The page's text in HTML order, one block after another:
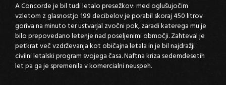
A Concorde je bil tudi letalo presežkov: med oglušujočim
vzletom z glasnostjo 199 decibelov je porabil skoraj 450 litrov
goriva na minuto ter ustvarjal zvočni pok, zaradi katerega mu je
bilo prepovedano letenje nad poseljenimi območji. Zahteval je
petkrat več vzdrževanja kot običajna letala in je bil najdražji
civilni letalski program svojega časa. Naftna kriza sedemdesetih
let pa ga je spremenila v komercialni neuspeh.